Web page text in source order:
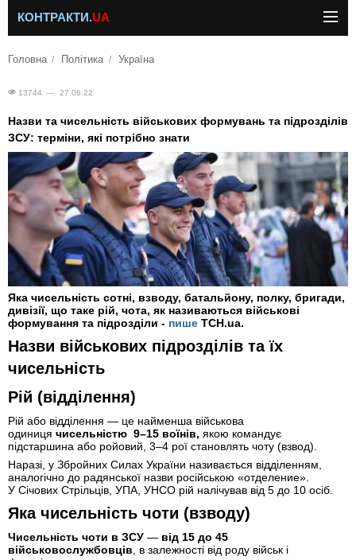
КОНТРАКТИ.UA
Головна Політика Україна
13744 — 27.06.22
Назви та чисельність військових формувань та підрозділів
ЗСУ: терміни, які потрібно знати
Яка чисельність сотні, взводу, батальйону, полку, бригади,
дивізії, що таке рій, чота, як називаються військові
формування та підрозділи - пише ТСН.ua.
Назви військових підрозділів та їх
чисельність
Рій (відділення)
Рій або відділення — це найменша військова
одиниця чисельністю 9–15 воїнів, якою командує
підстаршина або ройовий, 3–4 рої становлять чоту (взвод).
Наразі, у Збройних Силах України називається відділенням,
аналогічно до радянської назви російською «отделение».
У Січових Стрільців, УПА, УНСО рій налічував від 5 до 10 осіб.
Яка чисельність чоти (взводу)
Чисельність чоти в ЗСУ — від 15 до 45
військовослужбовців, в залежності від роду військ і